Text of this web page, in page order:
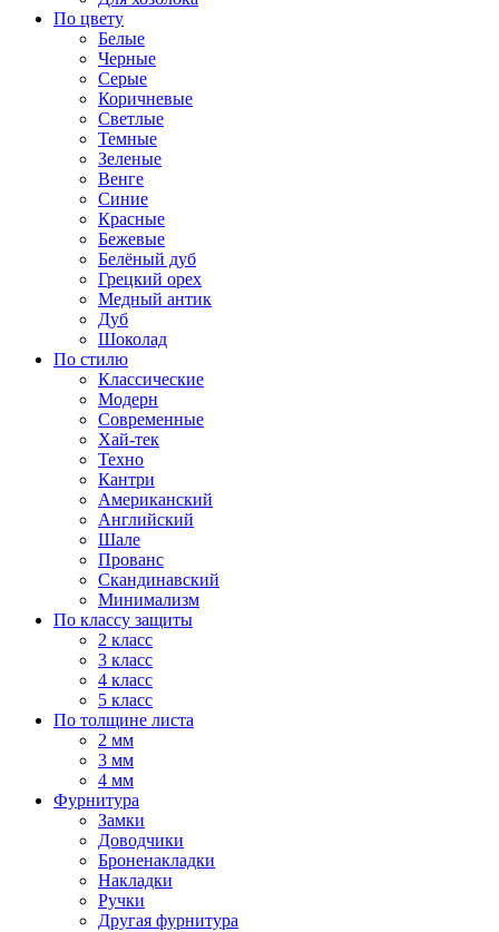
По цвету
Белые
Черные
Серые
Коричневые
Светлые
Темные
Зеленые
Венге
Синие
Красные
Бежевые
Белёный дуб
Грецкий орех
Медный антик
Дуб
Шоколад
По стилю
Классические
Модерн
Современные
Хай-тек
Техно
Кантри
Американский
Английский
Шале
Прованс
Скандинавский
Минимализм
По классу защиты
2 класс
3 класс
4 класс
5 класс
По толщине листа
2 мм
3 мм
4 мм
Фурнитура
Замки
Доводчики
Броненакладки
Накладки
Ручки
Другая фурнитура